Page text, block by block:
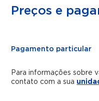
Preços e
Pagamento particular
Para informações sobre
contato com a sua